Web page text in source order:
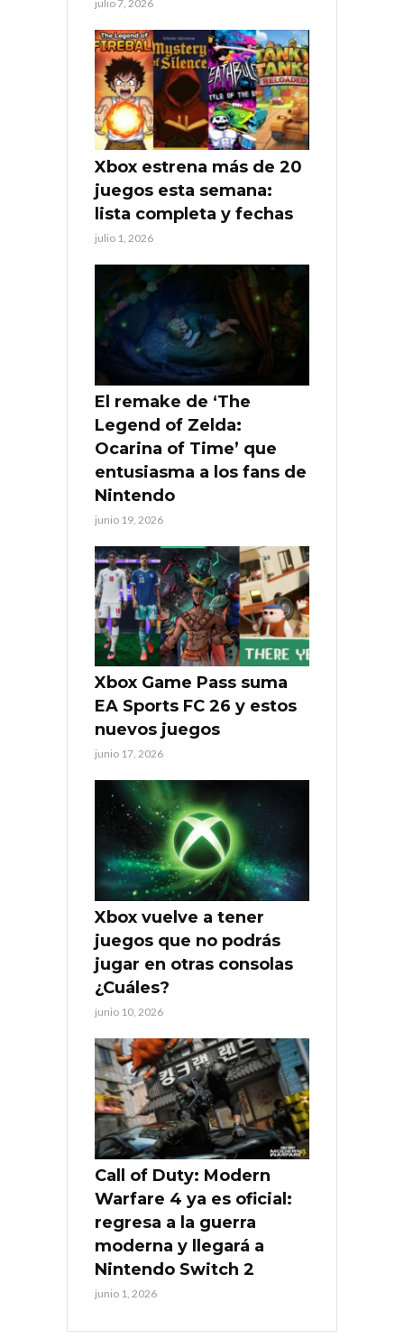
julio 7, 2026
Xbox estrena más de 20
juegos esta semana:
lista completa y fechas
julio 1, 2026
El remake de ‘The
Legend of Zelda:
Ocarina of Time’ que
entusiasma a los fans de
Nintendo
junio 19, 2026
Xbox Game Pass suma
EA Sports FC 26 y estos
nuevos juegos
junio 17, 2026
Xbox vuelve a tener
juegos que no podrás
jugar en otras consolas
¿Cuáles?
junio 10, 2026
Call of Duty: Modern
Warfare 4 ya es oficial:
regresa a la guerra
moderna y llegará a
Nintendo Switch 2
junio 1, 2026